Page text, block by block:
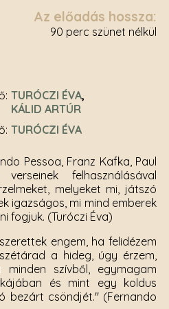
Az előadás hossza:
90 perc szünet nélkül
TURÓCZI ÉVA
KÁLID ARTÚR
TURÓCZI ÉVA
Pessoa, Franz Kafka, Paul
felhasználásával
melyeket mi, játszó
igazságos, mi mind emberek
fogjuk. (Turóczi Éva)
engem, ha felidézem
a hideg, úgy érzem,
szívből, egymagam
és mint egy koldus
bezárt csöndjét." (Fernando